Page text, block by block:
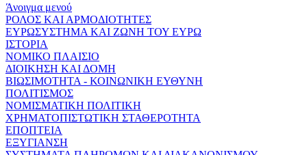
Άνοιγμα μενού
ΡΟΛΟΣ ΚΑΙ ΑΡΜΟΔΙΟΤΗΤΕΣ
ΕΥΡΩΣΥΣΤΗΜΑ ΚΑΙ ΖΩΝΗ ΤΟΥ ΕΥΡΩ
ΙΣΤΟΡΙΑ
ΝΟΜΙΚΟ ΠΛΑΙΣΙΟ
ΔΙΟΙΚΗΣΗ ΚΑΙ ΔΟΜΗ
ΒΙΩΣΙΜΟΤΗΤΑ - ΚΟΙΝΩΝΙΚΗ ΕΥΘΥΝΗ
ΠΟΛΙΤΙΣΜΟΣ
ΝΟΜΙΣΜΑΤΙΚΗ ΠΟΛΙΤΙΚΗ
ΧΡΗΜΑΤΟΠΙΣΤΩΤΙΚΗ ΣΤΑΘΕΡΟΤΗΤΑ
ΕΠΟΠΤΕΙΑ
ΕΞΥΓΙΑΝΣΗ